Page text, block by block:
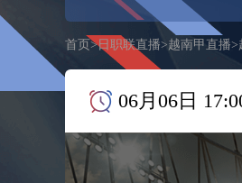
首页 >日职联直播>越南甲直播>
06月06日